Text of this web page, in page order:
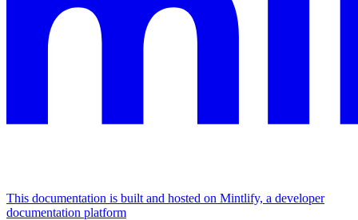
This documentation is built and hosted on Mintlify, a developer
documentation platform